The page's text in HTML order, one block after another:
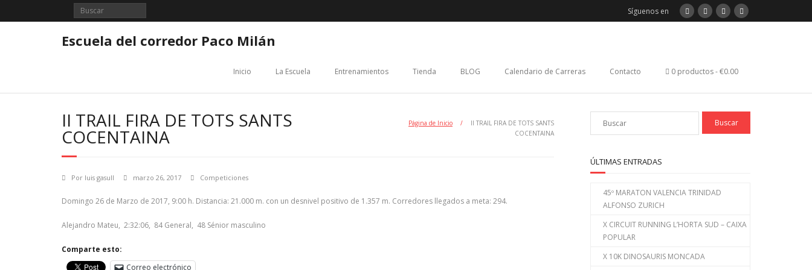
Síguenos en
Escuela del corredor Paco Milán
Inicio La Escuela Entrenamientos Tienda BLOG Calendario de Carreras Contacto 0 productos €0.00
II TRAIL FIRA DE TOTS SANTS
COCENTAINA
Página de Inicio /
II TRAIL FIRA DE TOTS SANTS
COCENTAINA
Por luis gasull marzo 26, 2017 Competiciones
Domingo 26 de Marzo de 2017, 9:00 h. Distancia: 21.000 m. con un desnivel positivo de 1.357 m. Corredores llegados a meta: 294.
Alejandro Mateu, 2:32:06, 84 General, 48 Sénior masculino
Comparte esto:
Correo electrónico
ÚLTIMAS ENTRADAS
45º MARATON VALENCIA TRINIDAD
ALFONSO ZURICH
X CIRCUIT RUNNING L’HORTA SUD – CAIXA
POPULAR
X 10K DINOSAURIS MONCADA